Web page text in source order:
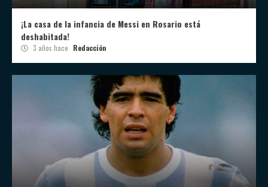
¡La casa de la infancia de Messi en Rosario está
deshabitada!
3 años hace Redacción